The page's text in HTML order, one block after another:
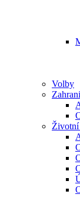
Volby
Životní